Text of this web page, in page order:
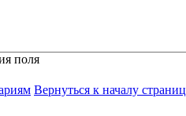
поля
Вернуться к началу